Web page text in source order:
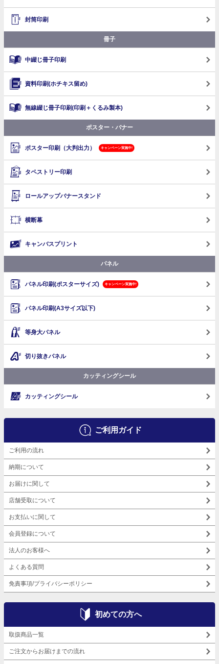
封筒印刷
冊子
中綴じ冊子印刷
資料印刷(ホチキス留め)
無線綴じ冊子印刷(印刷＋くるみ製本)
ポスター・バナー
ポスター印刷（大判出力） キャンペーン実施中!
タペストリー印刷
ロールアップバナースタンド
横断幕
キャンバスプリント
パネル
パネル印刷(ポスターサイズ) キャンペーン実施中!
パネル印刷(A3サイズ以下)
等身大パネル
切り抜きパネル
カッティングシール
カッティングシール
ご利用ガイド
ご利用の流れ
納期について
お届けに関して
店舗受取について
お支払いに関して
会員登録について
法人のお客様へ
よくある質問
免責事項/プライバシーポリシー
初めての方へ
取扱商品一覧
ご注文からお届けまでの流れ